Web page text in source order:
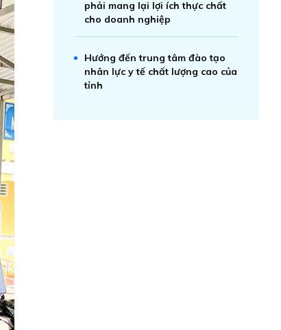
phải mang lại lợi ích thực chất
cho doanh nghiệp
Hướng đến trung tâm đào tạo
nhân lực y tế chất lượng cao của
tỉnh